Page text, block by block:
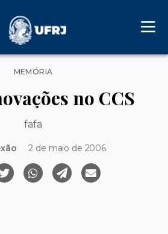
Categorias
MEMÓRIA
no CCS
fafa
2 de maio de 2006